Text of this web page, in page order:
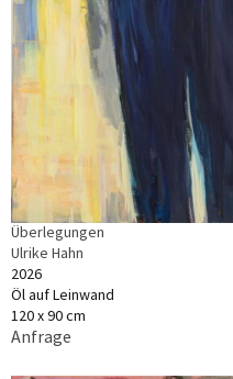
Überlegungen
Ulrike Hahn
2026
Öl auf Leinwand
120 x 90 cm
Anfrage